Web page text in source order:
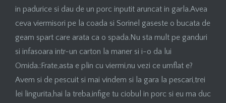
in padurice si dau de un porc inputit aruncat in garla.Avea
ceva viermisori pe la coada si Sorinel gaseste o bucata de
geam spart care arata ca o spada.Nu sta mult pe ganduri
si infasoara intr-un carton la maner si i-o da lui
Omida.:Frate,asta e plin cu viermi,nu vezi ce umflat e?
Avem si de pescuit si mai vindem si la gara la pescari,trei
lei lingurita,hai la treba,infige tu ciobul in porc si eu ma duc